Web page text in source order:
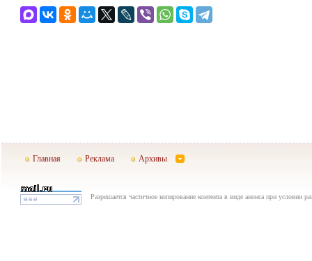
Главная Реклама Архивы
Разрешается частичное копирование контента в виде анонса при условии